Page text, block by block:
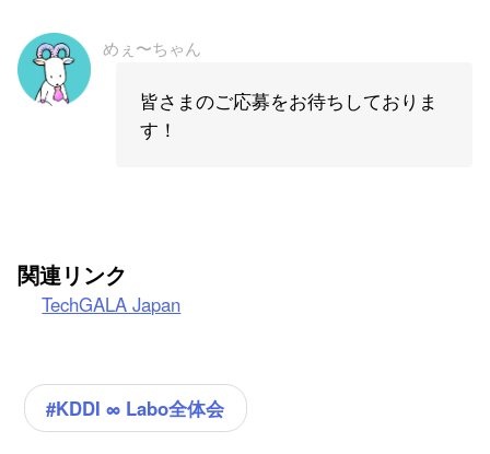
めぇ〜ちゃん
皆さまのご応募をお待ちしておりま
す！
関連リンク
TechGALA Japan
#KDDI ∞ Labo全体会